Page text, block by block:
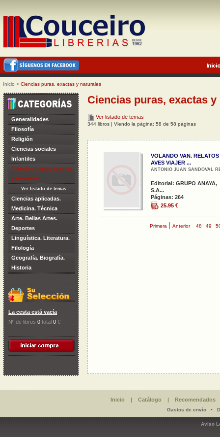
Inicio > Ciencias puras, exactas y naturales
Generalidades
Filosofía
Religión
Ciencias sociales
Infantiles
Ciencias puras, exactas
y naturales
Ver listado de temas
Ciencias aplicadas.
Medicina. Técnica
Arte. Bellas Artes.
Deportes
Linguística. Literatura.
Filología
Geografía. Biografía.
Historia
La cesta está vacía
Nº de libros 0 total 0 €
Ciencias puras, exactas
Ver listado de temas
344 libros | Viendo la página: 58 de 58 páginas
VOLANDO VAN. RELATOS
AVES VIAJER ...
ANTONIO JUAN SANDOVAL
Editorial: GRUPO ANAYA,
S.A...
Páginas: 264
25.95 €
Primera | Anterior 48 49
Inicio | Catálogo | Recomendados
Gastos de envío-
Aviso